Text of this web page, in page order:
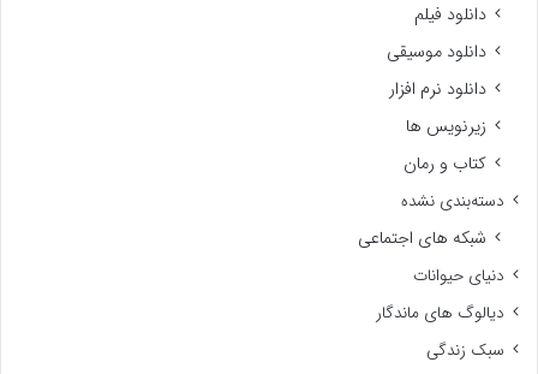
دانلود فیلم
دانلود موسیقی
دانلود نرم افزار
زیرنویس ها
کتاب و رمان
دسته‌بندی نشده
شبکه های اجتماعی
دنیای حیوانات
دیالوگ های ماندگار
سبک زندگی